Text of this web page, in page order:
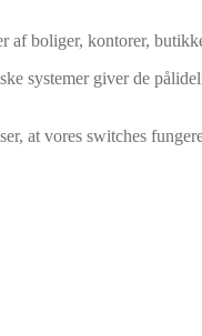
af boliger, kontorer,
systemer giver de
at vores switches